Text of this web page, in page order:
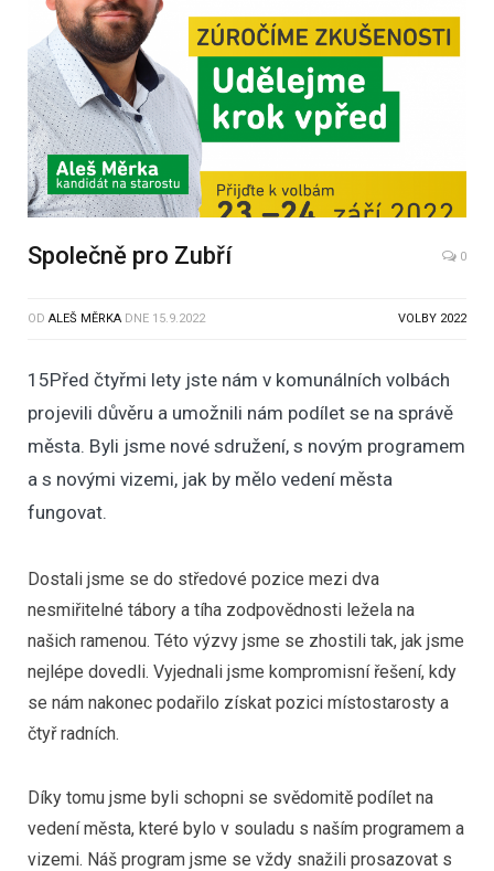
Společně pro Zubří 0
OD ALEŠ MĚRKA DNE 15.9.2022 VOLBY 2022
15Před čtyřmi lety jste nám v komunálních volbách
projevili důvěru a umožnili nám podílet se na správě
města. Byli jsme nové sdružení, s novým programem
a s novými vizemi, jak by mělo vedení města
fungovat.
Dostali jsme se do středové pozice mezi dva
nesmiřitelné tábory a tíha zodpovědnosti ležela na
našich ramenou. Této výzvy jsme se zhostili tak, jak jsme
nejlépe dovedli. Vyjednali jsme kompromisní řešení, kdy
se nám nakonec podařilo získat pozici místostarosty a
čtyř radních.
Díky tomu jsme byli schopni se svědomitě podílet na
vedení města, které bylo v souladu s naším programem a
vizemi. Náš program jsme se vždy snažili prosazovat s